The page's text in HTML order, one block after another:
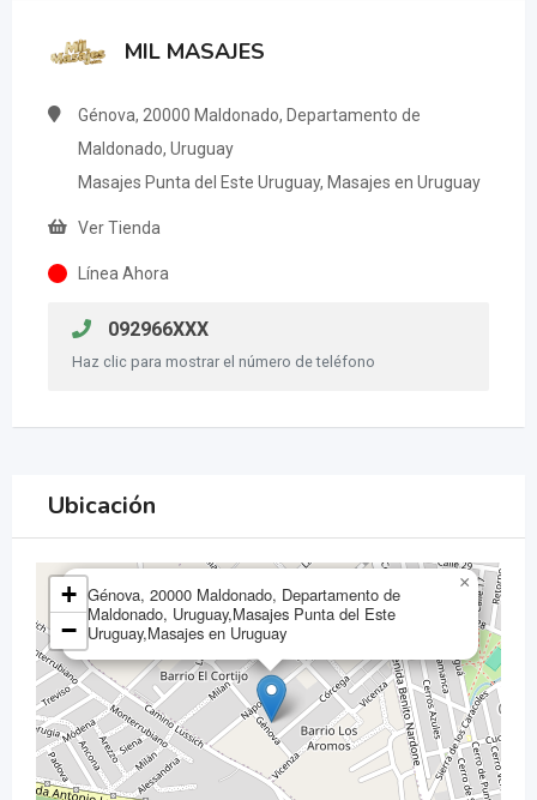
MIL MASAJES
Génova, 20000 Maldonado, Departamento de
Maldonado, Uruguay
Masajes Punta del Este Uruguay, Masajes en Uruguay
Ver Tienda
Línea Ahora
092966XXX
Haz clic para mostrar el número de teléfono
Ubicación
Génova, 20000 Maldonado, Departamento de
Maldonado, Uruguay,Masajes Punta del Este
Uruguay,Masajes en Uruguay
×
+
−